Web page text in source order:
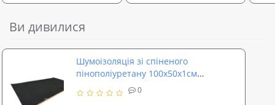
Ви дивилися
Шумоізоляція зі спіненого
пінополіуретану 100х50х1см
SoundProOFF DAMPER Black 10 (sp-
0050)
0